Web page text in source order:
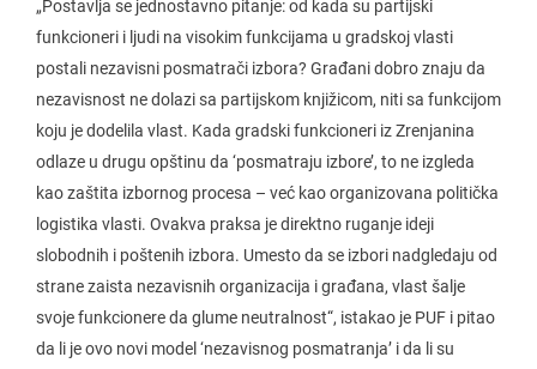
„Postavlja se jednostavno pitanje: od kada su partijski
funkcioneri i ljudi na visokim funkcijama u gradskoj vlasti
postali nezavisni posmatrači izbora? Građani dobro znaju da
nezavisnost ne dolazi sa partijskom knjižicom, niti sa funkcijom
koju je dodelila vlast. Kada gradski funkcioneri iz Zrenjanina
odlaze u drugu opštinu da ‘posmatraju izbore’, to ne izgleda
kao zaštita izbornog procesa – već kao organizovana politička
logistika vlasti. Ovakva praksa je direktno ruganje ideji
slobodnih i poštenih izbora. Umesto da se izbori nadgledaju od
strane zaista nezavisnih organizacija i građana, vlast šalje
svoje funkcionere da glume neutralnost“, istakao je PUF i pitao
da li je ovo novi model ‘nezavisnog posmatranja’ i da li su